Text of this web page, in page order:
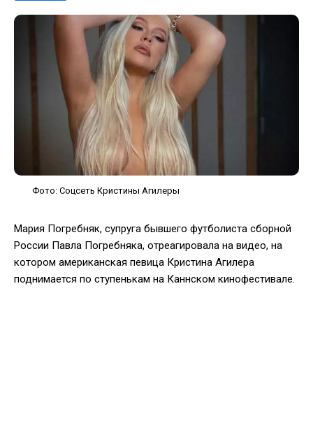
Фото: Соцсеть Кристины Агилеры
Мария Погребняк, супруга бывшего футболиста сборной
России Павла Погребняка, отреагировала на видео, на
котором американская певица Кристина Агилера
поднимается по ступенькам на Каннском кинофестивале.